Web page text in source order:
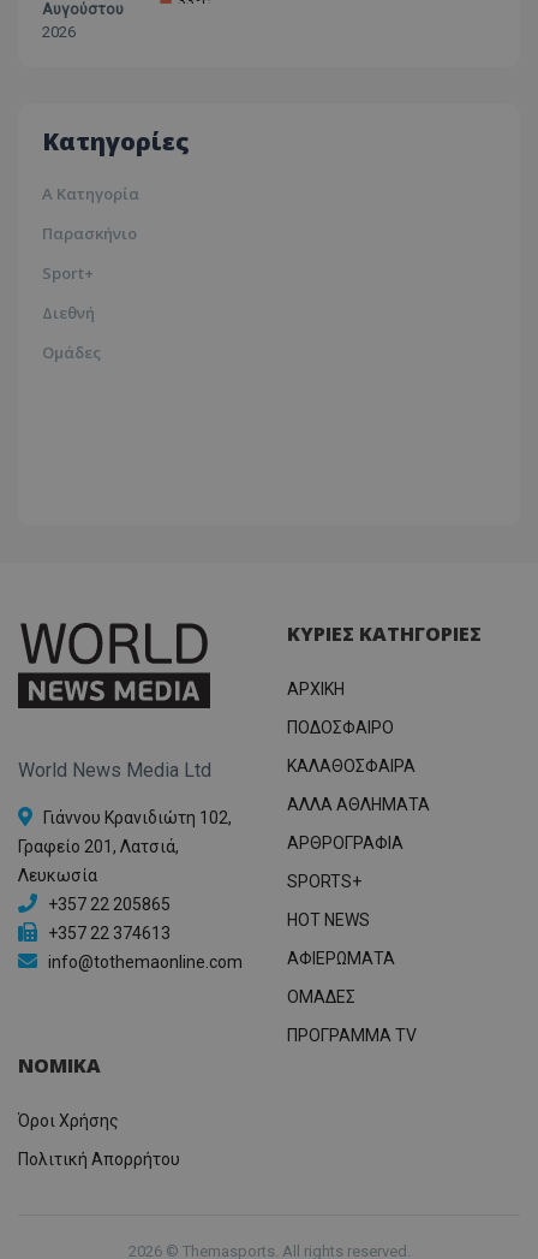
Αυγούστου
2026
Κατηγορίες
Α Κατηγορία
Παρασκήνιο
Sport+
Διεθνή
Ομάδες
World News Media Ltd
Γιάννου Κρανιδιώτη 102,
Γραφείο 201, Λατσιά,
Λευκωσία
+357 22 205865
+357 22 374613
info@tothemaonline.com
ΚΥΡΙΕΣ ΚΑΤΗΓΟΡΙΕΣ
ΑΡΧΙΚΗ
ΠΟΔΟΣΦΑΙΡΟ
ΚΑΛΑΘΟΣΦΑΙΡΑ
ΑΛΛΑ ΑΘΛΗΜΑΤΑ
ΑΡΘΡΟΓΡΑΦΙΑ
SPORTS+
HOT NEWS
ΑΦΙΕΡΩΜΑΤΑ
ΟΜΑΔΕΣ
ΠΡΟΓΡΑΜΜΑ TV
ΝΟΜΙΚΑ
Όροι Χρήσης
Πολιτική Απορρήτου
2026 © Themasports. All rights reserved.